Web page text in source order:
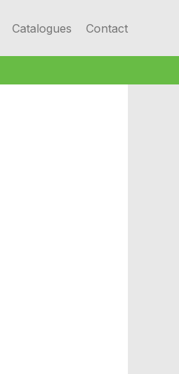
Catalogues Contact